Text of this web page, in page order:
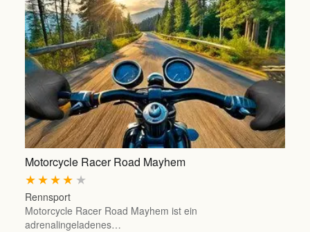
Motorcycle Racer Road Mayhem
★
★
★
★
★
Rennsport
Motorcycle Racer Road Mayhem ist ein
adrenalingeladenes…